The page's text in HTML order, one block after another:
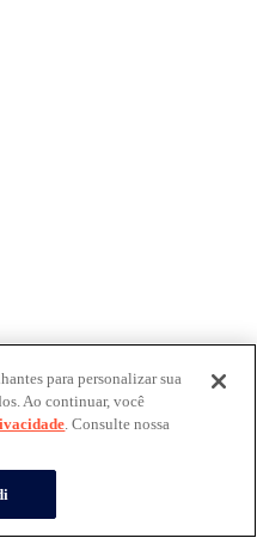
para personalizar sua
Ao continuar, você
. Consulte nossa